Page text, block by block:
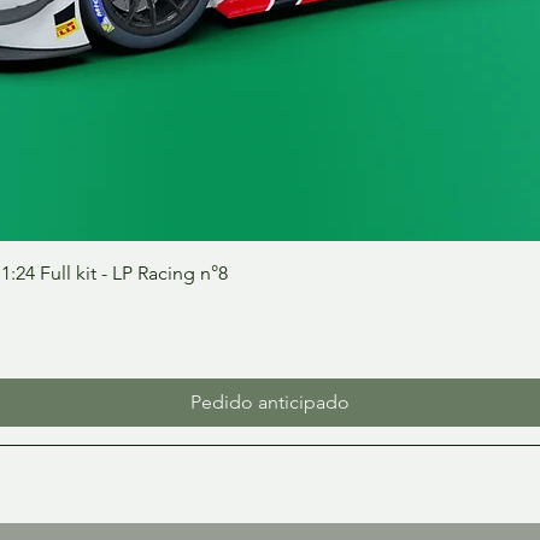
Vista rápida
Full kit - LP Racing n°8
Pedido anticipado